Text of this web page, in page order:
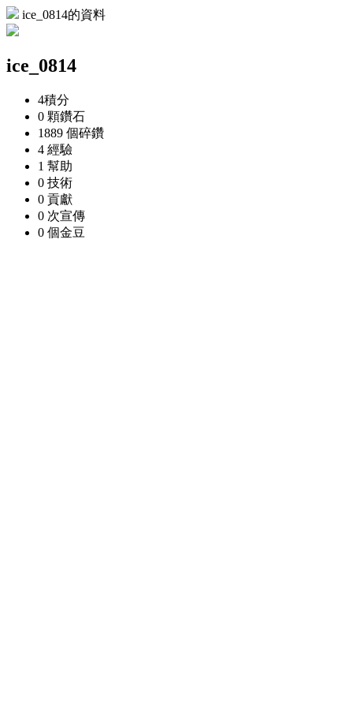
ice_0814的資料
ice_0814
4積分
0 顆鑽石
1889 個碎鑽
4 經驗
1 幫助
0 技術
0 貢獻
0 次宣傳
0 個金豆